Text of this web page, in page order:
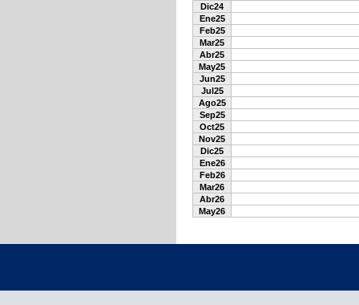
Dic24
Ene25
Feb25
Mar25
Abr25
May25
Jun25
Jul25
Ago25
Sep25
Oct25
Nov25
Dic25
Ene26
Feb26
Mar26
Abr26
May26